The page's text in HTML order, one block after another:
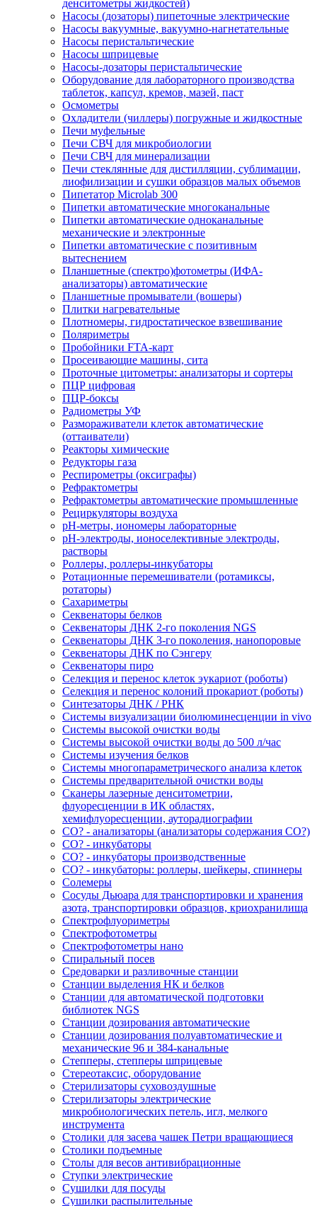
денситометры жидкостей)
Насосы (дозаторы) пипеточные электрические
Насосы вакуумные, вакуумно-нагнетательные
Насосы перистальтические
Насосы шприцевые
Насосы-дозаторы перистальтические
Оборудование для лабораторного производства
таблеток, капсул, кремов, мазей, паст
Осмометры
Охладители (чиллеры) погружные и жидкостные
Печи муфельные
Печи СВЧ для микробиологии
Печи СВЧ для минерализации
Печи стеклянные для дистилляции, сублимации,
лиофилизации и сушки образцов малых объемов
Пипетатор Microlab 300
Пипетки автоматические многоканальные
Пипетки автоматические одноканальные
механические и электронные
Пипетки автоматические с позитивным
вытеснением
Планшетные (спектро)фотометры (ИФА-
анализаторы) автоматические
Планшетные промыватели (вошеры)
Плитки нагревательные
Плотномеры, гидростатическое взвешивание
Поляриметры
Пробойники FTA-карт
Просеивающие машины, сита
Проточные цитометры: анализаторы и сортеры
ПЦР цифровая
ПЦР-боксы
Радиометры УФ
Размораживатели клеток автоматические
(оттаиватели)
Реакторы химические
Редукторы газа
Респирометры (оксиграфы)
Рефрактометры
Рефрактометры автоматические промышленные
Рециркуляторы воздуха
рН-метры, иономеры лабораторные
рН-электроды, ионоселективные электроды,
растворы
Роллеры, роллеры-инкубаторы
Ротационные перемешиватели (ротамиксы,
ротаторы)
Сахариметры
Секвенаторы белков
Секвенаторы ДНК 2-го поколения NGS
Секвенаторы ДНК 3-го поколения, нанопоровые
Секвенаторы ДНК по Сэнгеру
Секвенаторы пиро
Селекция и перенос клеток эукариот (роботы)
Селекция и перенос колоний прокариот (роботы)
Синтезаторы ДНК / РНК
Системы визуализации биолюминесценции in vivo
Системы высокой очистки воды
Системы высокой очистки воды до 500 л/час
Системы изучения белков
Системы многопараметрического анализа клеток
Системы предварительной очистки воды
Сканеры лазерные денситометрии,
флуоресценции в ИК областях,
хемифлуоресценции, ауторадиографии
СО? - анализаторы (анализаторы содержания СО?)
СО? - инкубаторы
СО? - инкубаторы производственные
СО? - инкубаторы: роллеры, шейкеры, спиннеры
Солемеры
Сосуды Дьюара для транспортировки и хранения
азота, транспортировки образцов, криохранилища
Спектрофлуориметры
Спектрофотометры
Спектрофотометры нано
Спиральный посев
Средоварки и разливочные станции
Станции выделения НК и белков
Станции для автоматической подготовки
библиотек NGS
Станции дозирования автоматические
Станции дозирования полуавтоматические и
механические 96 и 384-канальные
Степперы, степперы шприцевые
Стереотаксис, оборудование
Стерилизаторы суховоздушные
Стерилизаторы электрические
микробиологических петель, игл, мелкого
инструмента
Столики для засева чашек Петри вращающиеся
Столики подъемные
Столы для весов антивибрационные
Ступки электрические
Сушилки для посуды
Сушилки распылительные